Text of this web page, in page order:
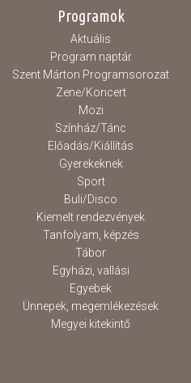
Programok
Aktuális
Program naptár
Szent Márton Programsorozat
Zene/Koncert
Mozi
Színház/Tánc
Előadás/Kiállítás
Gyerekeknek
Sport
Buli/Disco
Kiemelt rendezvények
Tanfolyam, képzés
Tábor
Egyházi, vallási
Egyebek
Ünnepek, megemlékezések
Megyei kitekintő